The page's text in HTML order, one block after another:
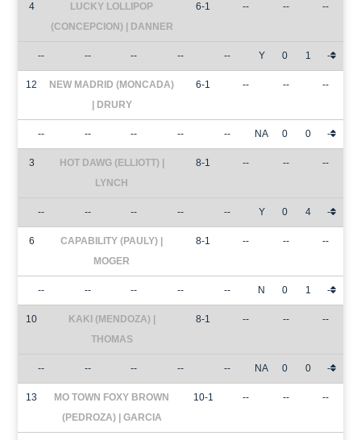
4
LUCKY LOLLIPOP
(CONCEPCION) | DANNER
6-1 -- -- --
-- -- -- -- -- Y 0 1 -
12
NEW MADRID (MONCADA)
| DRURY
6-1 -- -- --
-- -- -- -- -- NA 0 0 -
3
HOT DAWG (ELLIOTT) |
LYNCH
8-1 -- -- --
-- -- -- -- -- Y 0 4 -
6
CAPABILITY (PAULY) |
MOGER
8-1 -- -- --
-- -- -- -- -- N 0 1 -
10
KAKI (MENDOZA) |
THOMAS
8-1 -- -- --
-- -- -- -- -- NA 0 0 -
13
MO TOWN FOXY BROWN
(PEDROZA) | GARCIA
10-1 -- -- --